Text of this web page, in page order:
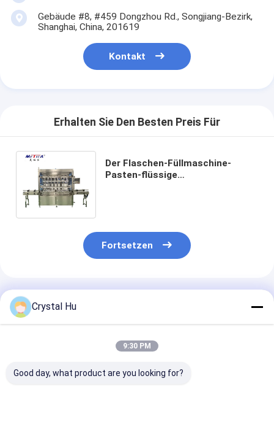
Gebäude #8, #459 Dongzhou Rd., Songjiang-Bezirk,
Shanghai, China, 201619
Kontakt
Erhalten Sie Den Besten Preis Für
Der Flaschen-Füllmaschine-
Pasten-flüssige
Fortsetzen
Empfohlene Produkte
Crystal Hu
9:30 PM
Good day, what product are you looking for?